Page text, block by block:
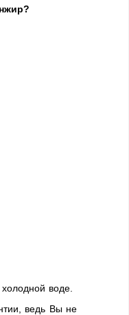
воде.
ведь Вы не